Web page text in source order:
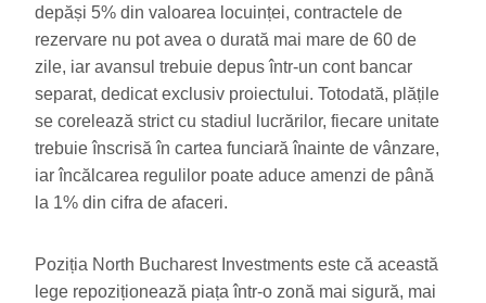
depăși 5% din valoarea locuinței, contractele de
rezervare nu pot avea o durată mai mare de 60 de
zile, iar avansul trebuie depus într-un cont bancar
separat, dedicat exclusiv proiectului. Totodată, plățile
se corelează strict cu stadiul lucrărilor, fiecare unitate
trebuie înscrisă în cartea funciară înainte de vânzare,
iar încălcarea regulilor poate aduce amenzi de până
la 1% din cifra de afaceri.
Poziția North Bucharest Investments este că această
lege repoziționează piața într-o zonă mai sigură, mai